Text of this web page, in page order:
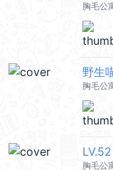
胸毛公
野生
胸毛公
胸毛公